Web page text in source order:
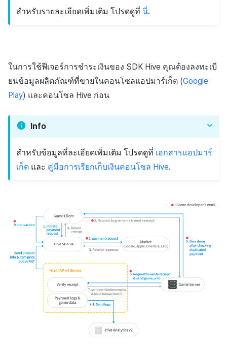
สำหรับรายละเอียดเพิ่มเติม โปรดดูที่ นี่.
ในการใช้ฟีเจอร์การชำระเงินของ SDK Hive คุณต้องลงทะเบี
ยนข้อมูลผลิตภัณฑ์ที่ขายในคอนโซลแอปมาร์เก็ต (Google
Play) และคอนโซล Hive ก่อน
Info
สำหรับข้อมูลที่ละเอียดเพิ่มเติม โปรดดูที่ เอกสารแอปมาร์
เก็ต และ คู่มือการเรียกเก็บเงินคอนโซล Hive.